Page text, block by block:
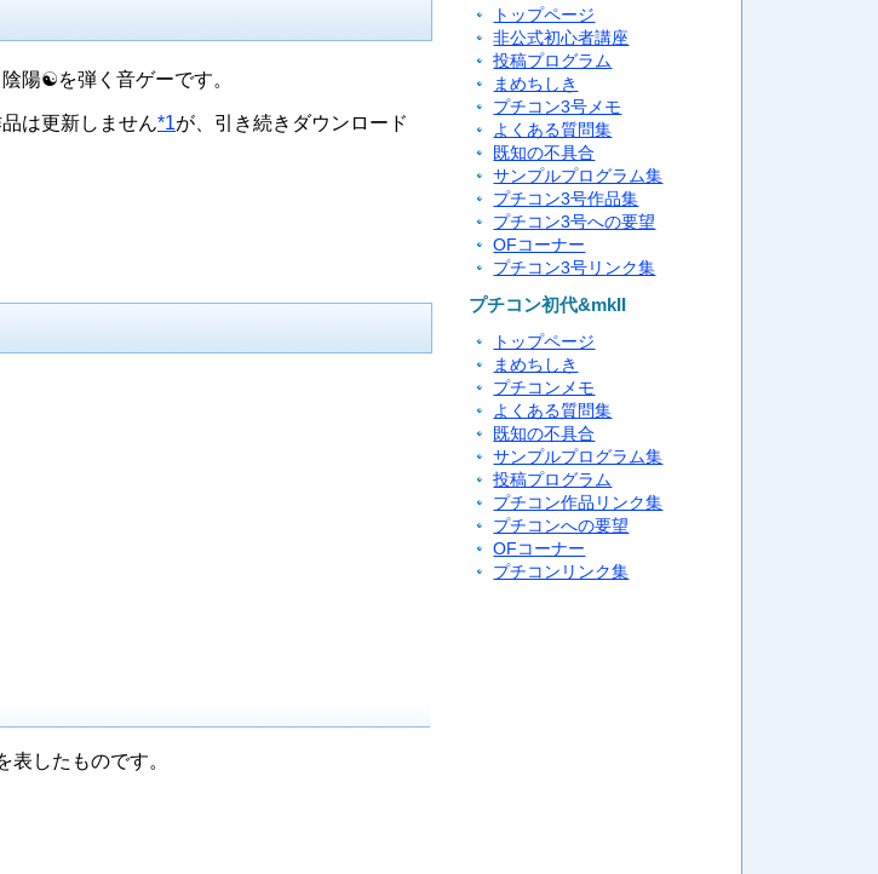
陽☯を弾く音ゲーです。
は更新しません*1が、引き続きダウンロード
したものです。
トップページ
非公式初心者講座
投稿プログラム
まめちしき
プチコン3号メモ
よくある質問集
既知の不具合
サンプルプログラム集
プチコン3号作品集
プチコン3号への要望
OFコーナー
プチコン3号リンク集
プチコン初代&mkII
トップページ
まめちしき
プチコンメモ
よくある質問集
既知の不具合
サンプルプログラム集
投稿プログラム
プチコン作品リンク集
プチコンへの要望
OFコーナー
プチコンリンク集